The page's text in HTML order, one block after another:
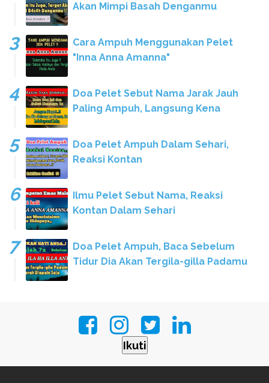
Akan Mimpi Basah Denganmu
Cara Ampuh Menggunakan Pelet
"Inna Anna Amanna"
Doa Pelet Sebut Nama Jarak Jauh
Paling Ampuh, Langsung Kena
Doa Pelet Ampuh Dalam Sehari,
Reaksi Kontan
Ilmu Pelet Sebut Nama, Reaksi
Kontan Dalam Sehari
Doa Pelet Ampuh, Baca Sebelum
Tidur Dia Akan Tergila-gilla Padamu
Ikuti